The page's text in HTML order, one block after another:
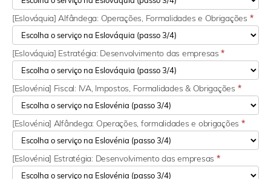
[Eslováquia] Alfândega: Operações, Formalidades e Obrigações *
[Eslováquia] Estratégia: Desenvolvimento das empresas*
[Eslovénia] Fiscal: IVA, Impostos, Formalidades & Obrigações *
[Eslovénia] Alfândega: Operações, formalidades e obrigações *
[Eslovénia] Estratégia: Desenvolvimento das empresas *